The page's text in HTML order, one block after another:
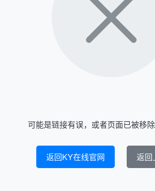
可能是链接有误，或者页面已被移除
返回KY在线官网 返回